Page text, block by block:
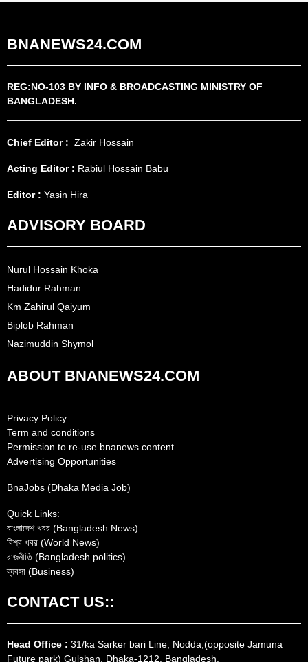
BNANEWS24.COM
REG:NO-103 BY INFO & BROADCASTING MINISTRY OF
BANGLADESH.
Chief Editor : Zakir Hossain
Acting Editor : Rabiul Hossain Babu
Editor : Yasin Hira
ADVISORY BOARD
Nurul Hossain Khoka
Hadidur Rahman
Km Zahirul Qaiyum
Biplob Rahman
Nazimuddin Shymol
ABOUT BNANEWS24.COM
Privacy Policy
Term and conditions
Permission to re-use bnanews content
Advertising Opportunities
BnaJobs (Dhaka Media Job)
Quick Links:
বাংলাদেশ খবর (Bangladesh News)
বিশ্ব খবর (World News)
রাজনীতি (Bangladesh politics)
ব্যবসা (Business)
CONTACT US::
Head Office : 31/ka Sarker bari Line, Nodda,(opposite Jamuna
Future park) Gulshan, Dhaka-1212, Bangladesh.